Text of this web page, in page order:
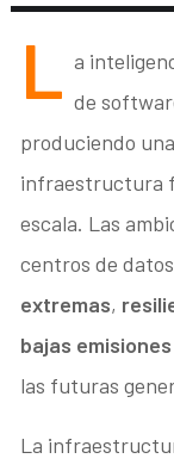
L a
de
produciendo
infraestructura
escala. Las
centros de
extremas,
bajas
las futuras
La